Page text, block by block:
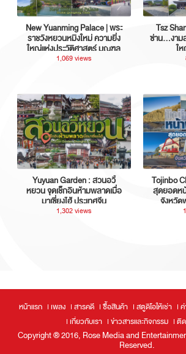
New Yuanming Palace | พระ
ราชวังหยวนหมิงใหม่ ความยิ่ง
ใหญ่แห่งประวัติศาสตร์ มณฑล
กวางตุ้ง ประเทศจีน
1,069 views
Tsz
ซ่าน…งาม
ใ
Yuyuan Garden : สวนอวี้
หยวน จุดเช็กอินห้ามพลาดเมื่อ
มาเซี่ยงไฮ้ ประเทศจีน
1,302 views
Tojinbo
สุดยอดห
จังหวัด
หน้าแรก เพลง สารคดี ซื้อสินค้า สตูดิโอให้เช่า
เกี่ยวกับเรา
ข่าวสารและกิจกรรม ติ
Copyright ® 2016, Rose Media and
Reserved.